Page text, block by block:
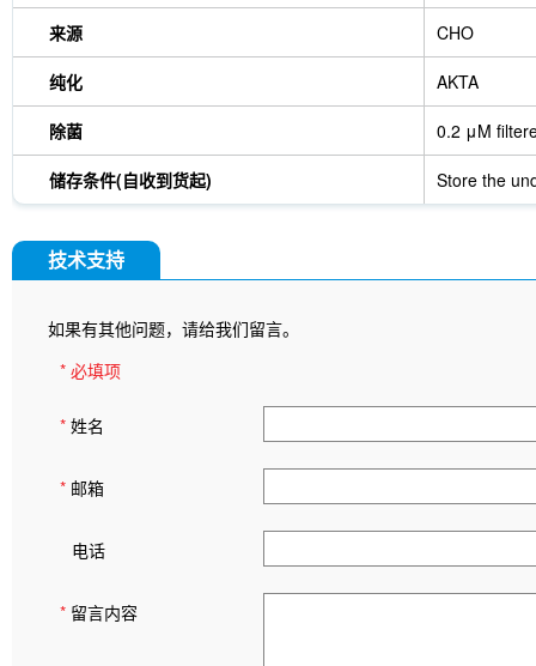
来源 CHO
纯化 AKTA
除菌 0.2 μM
储存条件(自收到货起) Store the
技术支持
如果有其他问题，请给我们留言。
* 必填项
* 姓名
* 邮箱
电话
* 留言内容